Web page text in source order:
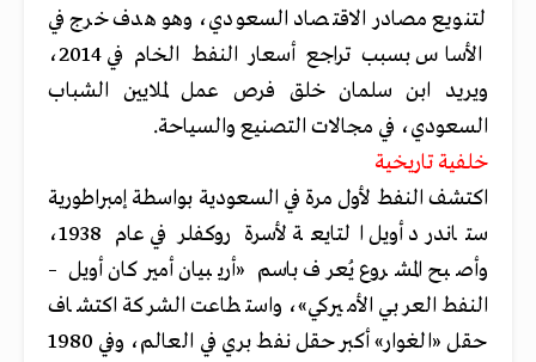
لتنويع مصادر الاقتصاد السعودي، وهو هدف خرج في
الأساس بسبب تراجع أسعار النفط الخام في 2014،
ويريد ابن سلمان خلق فرص عمل لملايين الشباب
السعودي، في مجالات التصنيع والسياحة.
خلفية تاريخية
اكتشف النفط لأول مرة في السعودية بواسطة إمبراطورية
ستاندرد أويل التايعة لأسرة روكفلر في عام 1938،
وأصبح المشروع يُعرف باسم «أريبيان أميركان أويل –
النفط العربي الأميركي»، واستطاعت الشركة اكتشاف
حقل «الغوار» أكبر حقل نفط بري في العالم، وفي 1980